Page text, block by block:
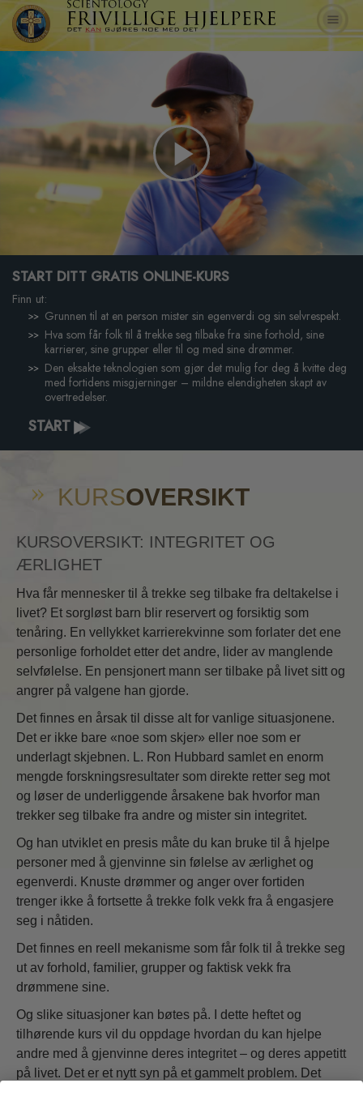
Play
Video
START DITT GRATIS ONLINE-KURS
Finn ut:
Grunnen til at en person mister sin egenverdi og sin selvrespekt.
Hva som får folk til å trekke seg tilbake fra sine forhold, sine
karrierer, sine grupper eller til og med sine drømmer.
Den eksakte teknologien som gjør det mulig for deg å kvitte deg
med fortidens misgjerninger – mildne elendigheten skapt av
overtredelser.
START
KURSOVERSIKT
KURSOVERSIKT: INTEGRITET OG
ÆRLIGHET
Hva får mennesker til å trekke seg tilbake fra deltakelse i
livet? Et sorgløst barn blir reservert og forsiktig som
tenåring. En vellykket karrierekvinne som forlater det ene
personlige forholdet etter det andre, lider av manglende
selvfølelse. En pensjonert mann ser tilbake på livet sitt og
angrer på valgene han gjorde.
Det finnes en årsak til disse alt for vanlige situasjonene.
Det er ikke bare «noe som skjer» eller noe som er
underlagt skjebnen. L. Ron Hubbard samlet en enorm
mengde forskningsresultater som direkte retter seg mot
og løser de underliggende årsakene bak hvorfor man
trekker seg tilbake fra andre og mister sin integritet.
Og han utviklet en presis måte du kan bruke til å hjelpe
personer med å gjenvinne sin følelse av ærlighet og
egenverdi. Knuste drømmer og anger over fortiden
trenger ikke å fortsette å trekke folk vekk fra å engasjere
seg i nåtiden.
Det finnes en reell mekanisme som får folk til å trekke seg
ut av forhold, familier, grupper og faktisk vekk fra
drømmene sine.
Og slike situasjoner kan bøtes på. I dette heftet og
tilhørende kurs vil du oppdage hvordan du kan hjelpe
andre med å gjenvinne deres integritet – og deres appetitt
på livet. Det er et nytt syn på et gammelt problem. Det